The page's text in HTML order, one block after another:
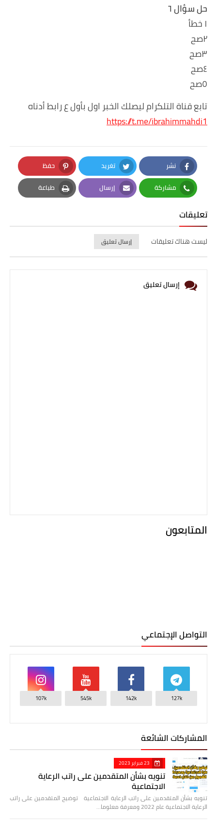
حل سؤال ٦
١ خطأ
٢صح
٣صح
٤صح
٥صح
تابع قناة التلكرام ليصلك الخبر اول بأول ع رابط أدناه
https://t.me/ibrahimmahdi1
نشر
Facebook
تغريد
Twitter
حفظ
Pinterest
مشاركة
Whatsapp
إرسال
Email
طباعة
Print
تعليقات
ليست هناك تعليقات إرسال تعليق
إرسال تعليق
المتابعون
التواصل الإجتماعي
127k
142k
545k
107k
المشاركات الشائعة
23 فبراير 2023
تنويه بشأن المتقدمين على راتب الرعاية
الاجتماعية
تنويه بشأن المتقدمين على راتب الرعاية الاجتماعية توضيح المتقدمين على راتب
الرعاية الاجتماعية عام 2022 ومعرفة معلوما…